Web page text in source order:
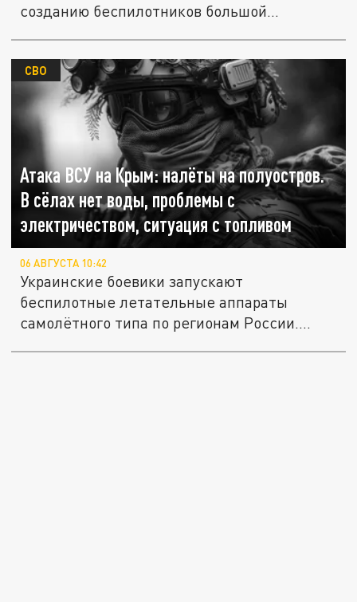
созданию беспилотников большой...
Атака ВСУ на Крым: налёты на полуостров.
В сёлах нет воды, проблемы с
электричеством, ситуация с топливом
СВО
06 АВГУСТА 10:42
Украинские боевики запускают
беспилотные летательные аппараты
самолётного типа по регионам России.